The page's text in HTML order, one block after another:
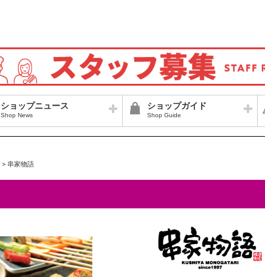
ショップニュース
Shop News
ショップガイド
Shop Guide
> 串家物語